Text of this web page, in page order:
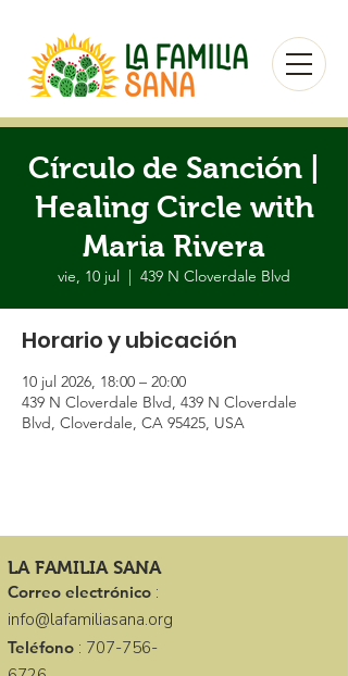
Círculo de Sanción |
Healing Circle with
Maria Rivera
vie, 10 jul
  |
439 N Cloverdale Blvd
Horario y ubicación
10 jul 2026, 18:00 – 20:00
439 N Cloverdale Blvd, 439 N Cloverdale
Blvd, Cloverdale, CA 95425, USA
LA FAMILIA SANA
Correo electrónico :
info@lafamiliasana.org
Teléfono : 707-756-